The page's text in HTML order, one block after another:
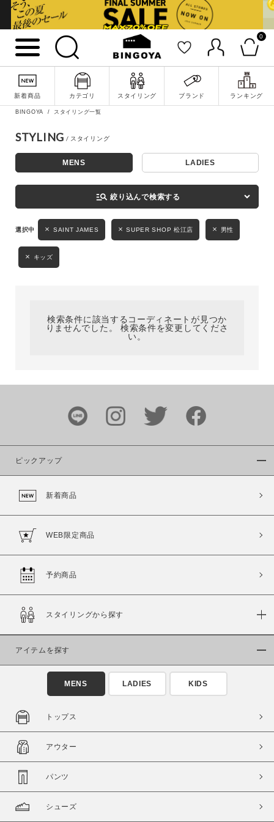
0
新着商品 カテゴリ スタイリング ブランド ランキング
詳細検索
キーワード
性別
MENS LADIES KIDS
ブランド
カラー
商品タイプ
通常商品
セール価格 WEB限定
在庫
在庫あり
BINGOYA スタイリング一覧
STYLING
MENS LADIES
manage_search 絞り込んで検索する
SAINT JAMES SUPER SHOP 松江店 男性
キッズ
検索条件に該当するコーディネートが見つか
りませんでした。 検索条件を変更してくださ
い。
ピックアップ
新着商品
WEB限定商品
予約商品
スタイリングから探す
アイテムを探す
MENS LADIES KIDS
トップス
アウター
パンツ
シューズ